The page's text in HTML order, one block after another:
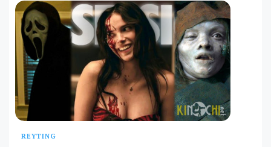
REYTING